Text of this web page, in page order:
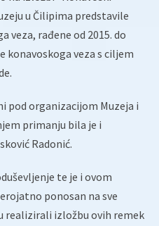
u Čilipima predstavile
veza, rađene od 2015. do
konavoskoga veza s ciljem
pod organizacijom Muzeja i
primanju bila je i
Radonić.
te je i ovom
ponosan na sve
realizirali izložbu ovih remek